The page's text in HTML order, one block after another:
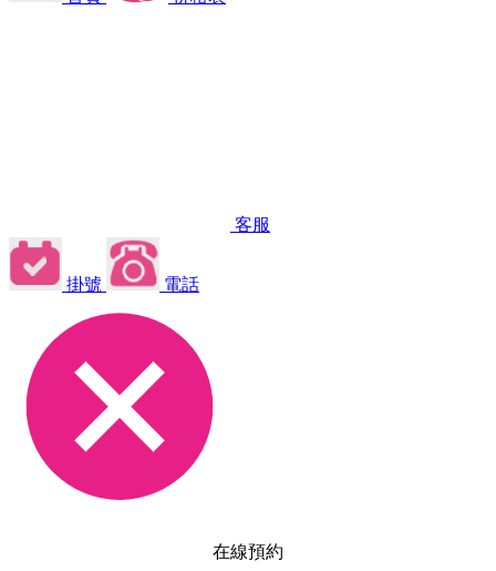
客服
掛號 電話
在線預約